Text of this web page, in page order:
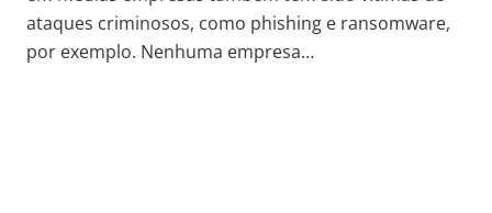
ataques criminosos, como phishing e ransomware,
por exemplo. Nenhuma empresa…